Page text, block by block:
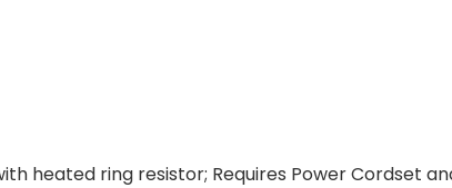
heated ring resistor; Requires Power Cordset